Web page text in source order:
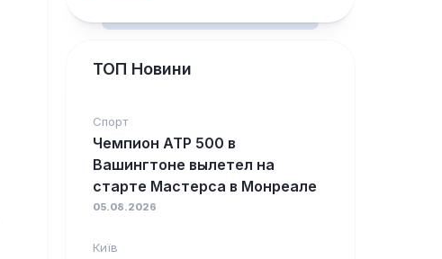
ТОП Новини
Спорт
Чемпион ATP 500 в
Вашингтоне вылетел на
старте Мастерса в Монреале
05.08.2026
Київ